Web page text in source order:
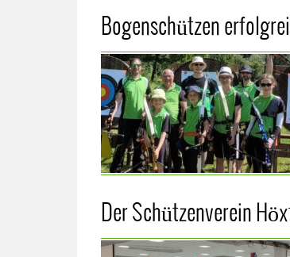
Bogenschützen
Der Schützenverein